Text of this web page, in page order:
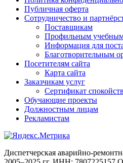
Публичная оферта
Сотрудничество и
Поставщикам
Профильным учебным
Информация для
Благотворительным
Посетителям сайта
Карта сайта
Заказчикам услуг
Сертификат
Обучающие проекты
Должностным лицам
Рекламистам
Диспетчерская аварийно-